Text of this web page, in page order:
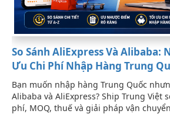
So Sánh AliExpress Và Alibaba:
Ưu Chi Phí Nhập Hàng Trung
Bạn muốn nhập hàng Trung Quốc
Alibaba và AliExpress? Ship Trung Việt
phí, MOQ, thuế và giải pháp vận